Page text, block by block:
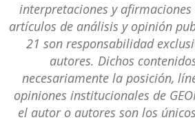
interpretaciones y
artículos de análisis y opinión
21 son responsabilidad
autores. Dichos
necesariamente la posición,
opiniones institucionales de
el autor o autores son los